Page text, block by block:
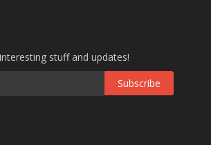
stuff and updates!
Subscribe